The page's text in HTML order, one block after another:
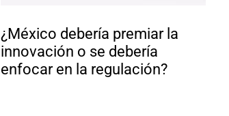
¿México debería premiar la
innovación o se debería
enfocar en la regulación?